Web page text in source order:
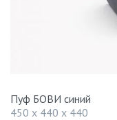
Пуф БОВИ синий
450 x 440 x 440